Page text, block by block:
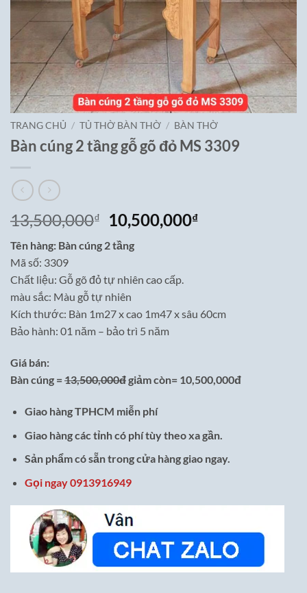
TRANG CHỦ / TỦ THỜ BÀN THỜ / BÀN THỜ
Bàn cúng 2 tầng gỗ gõ đỏ MS 3309
13,500,000₫
Giá
gốc
là:
10,500,000₫Giá
Tên hàng: Bàn cúng 2 tầng
Mã số: 3309
Chất liệu: Gỗ gõ đỏ tự nhiên cao cấp.
màu sắc: Màu gỗ tự nhiên
Kích thước: Bàn 1m27 x cao 1m47 x sâu 60cm
Bảo hành: 01 năm – bảo trì 5 năm
Giá bán:
Bàn cúng =13,500,000đgiảm còn= 10,500,000đ
Giao hàng TPHCM miễn phí
Giao hàng các tỉnh có phí tùy theo xa gần.
Sản phẩm có sẵn trong cửa hàng giao ngay.
Gọi ngay 0913916949